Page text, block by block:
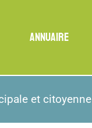
ANNUAIRE
et citoyenne